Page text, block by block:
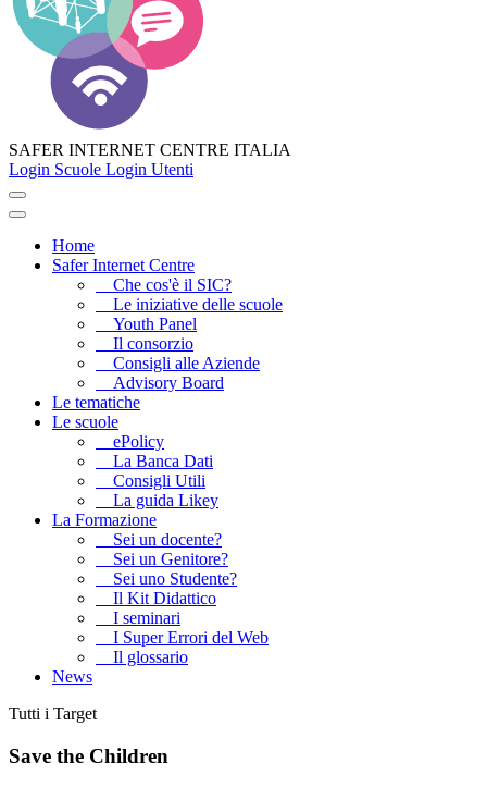
SAFER INTERNET CENTRE ITALIA
Login Scuole Login Utenti
Home
Safer Internet Centre
Che cos'è il SIC?
Le iniziative delle scuole
Youth Panel
Il consorzio
Consigli alle Aziende
Advisory Board
Le tematiche
Le scuole
ePolicy
La Banca Dati
Consigli Utili
La guida Likey
La Formazione
Sei un docente?
Sei un Genitore?
Sei uno Studente?
Il Kit Didattico
I seminari
I Super Errori del Web
Il glossario
News
Tutti i Target
Save the Children